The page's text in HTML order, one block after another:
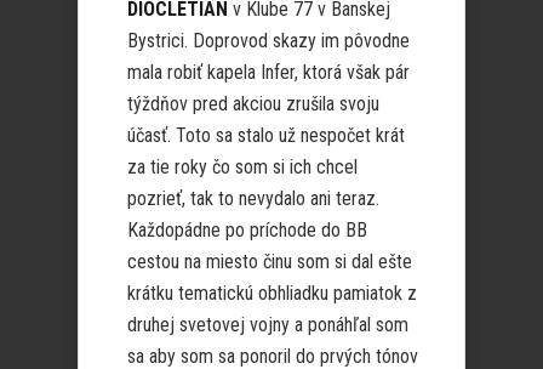
DIOCLETIAN v Klube 77 v Banskej
Bystrici. Doprovod skazy im pôvodne
mala robiť kapela Infer, ktorá však pár
týždňov pred akciou zrušila svoju
účasť. Toto sa stalo už nespočet krát
za tie roky čo som si ich chcel
pozrieť, tak to nevydalo ani teraz.
Každopádne po príchode do BB
cestou na miesto činu som si dal ešte
krátku tematickú obhliadku pamiatok z
druhej svetovej vojny a ponáhľal som
sa aby som sa ponoril do prvých tónov